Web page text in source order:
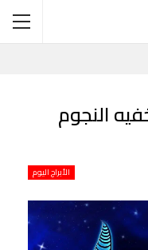
النجوم
الأبراج اليوم